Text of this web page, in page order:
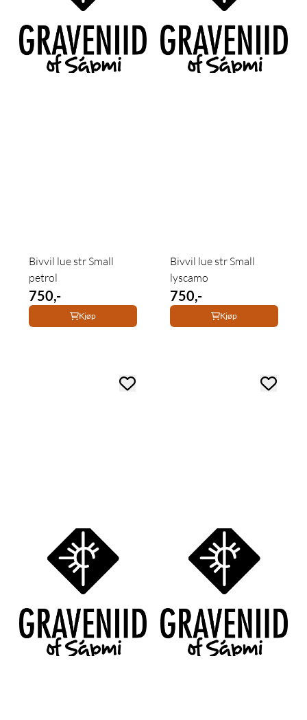
Bivvil lue str Small
petrol
750,-
Kjøp
Bivvil lue str Small
lyscamo
750,-
Kjøp